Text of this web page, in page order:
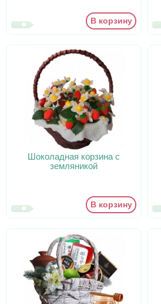
В корзину
Шоколадная корзина с
земляникой
В корзину